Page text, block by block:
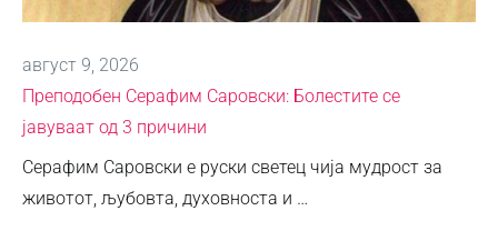
август 9, 2026
Преподобен Серафим Саровски: Болестите се
јавуваат од 3 причини
Серафим Саровски е руски светец чија мудрост за
животот, љубовта, духовноста и …